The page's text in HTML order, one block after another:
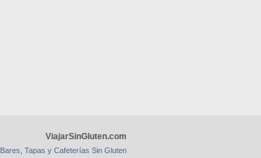
ViajarSinGluten.com
Bares, Tapas y Cafeterías Sin Gluten